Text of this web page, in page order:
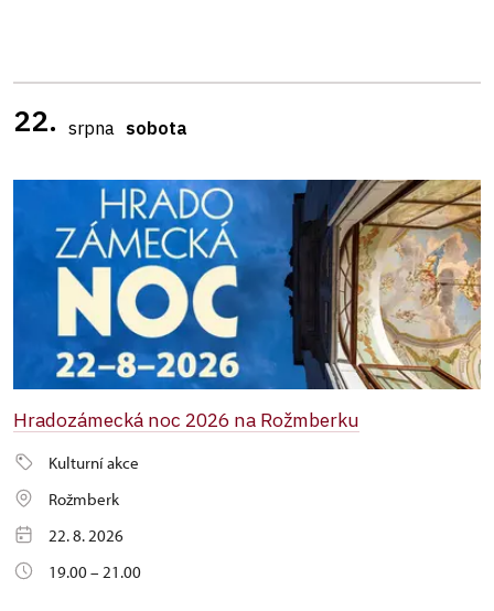
22. srpna sobota
Hradozámecká noc 2026 na Rožmberku
Kulturní akce
Rožmberk
22. 8. 2026
19.00 – 21.00